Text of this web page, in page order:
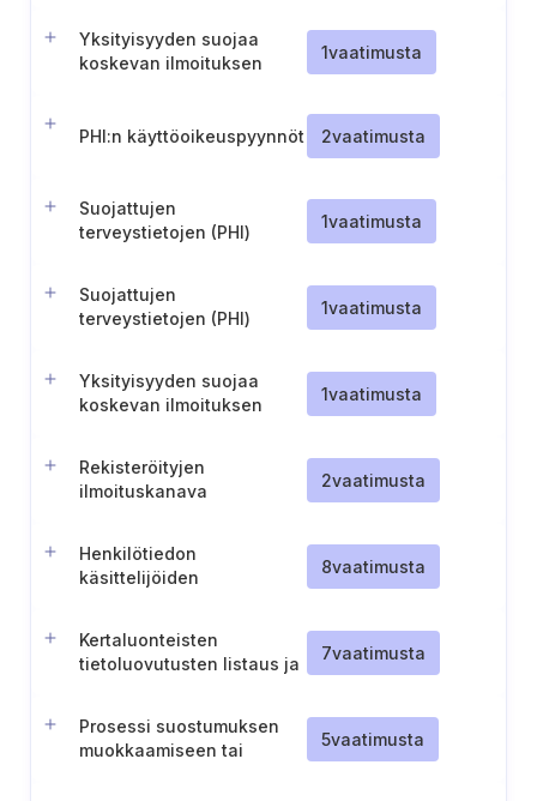
Yksityisyyden suojaa
koskevan ilmoituksen
toimittaminen
1vaatimusta
PHI:n käyttöoikeuspyynnöt 2vaatimusta
Suojattujen
terveystietojen (PHI)
1vaatimusta
Suojattujen
terveystietojen (PHI)
hallinnointi
1vaatimusta
Yksityisyyden suojaa
koskevan ilmoituksen
1vaatimusta
Rekisteröityjen
ilmoituskanava
2vaatimusta
Henkilötiedon
käsittelijöiden
8vaatimusta
Kertaluonteisten
tietoluovutusten listaus ja
informointiin asiakkaille
7vaatimusta
Prosessi suostumuksen
muokkaamiseen tai
5vaatimusta